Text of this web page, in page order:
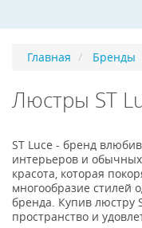
Главная Бренды
Люстры ST
ST Luce - бренд
интерьеров и
красота, которая
многообразие стилей
бренда. Купив люстру
пространство и